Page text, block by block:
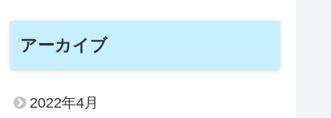
アーカイブ
2022年4月